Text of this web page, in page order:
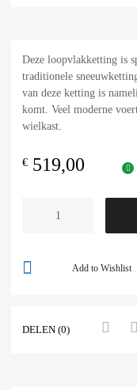
Deze loopvlakketting is
traditionele
van deze ketting is
komt. Veel moderne
wielkast.
€ 519,00
Add to Wishlist
DELEN (0)